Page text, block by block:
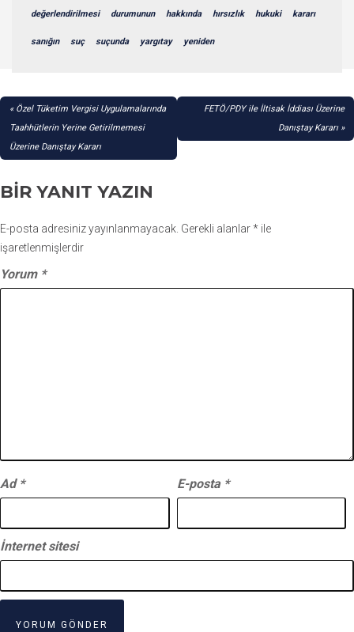
değerlendirilmesi durumunun hakkında hırsızlık hukuki kararı
sanığın suç suçunda yargıtay yeniden
YAZI
GEZINMESI
Özel Tüketim Vergisi Uygulamalarında
Taahhütlerin Yerine Getirilmemesi
Üzerine Danıştay Kararı
FETÖ/PDY ile İltisak İddiası Üzerine
Danıştay Kararı
BIR YANIT YAZIN
E-posta adresiniz yayınlanmayacak. Gerekli alanlar* ile
işaretlenmişlerdir
Yorum *
Ad * E-posta *
İnternet sitesi